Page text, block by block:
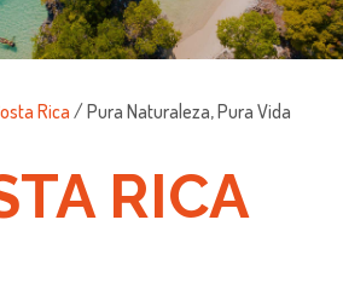
Rica / Pura Naturaleza, Pura Vida
RICA